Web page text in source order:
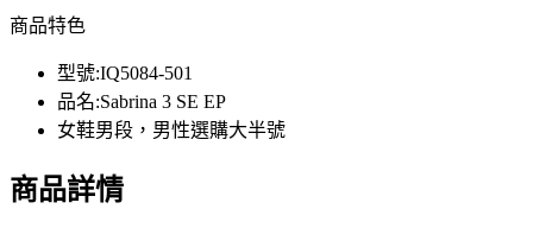
商品特色
型號:IQ5084-501
品名:Sabrina 3 SE EP
女鞋男段，男性選購大半號
商品詳情